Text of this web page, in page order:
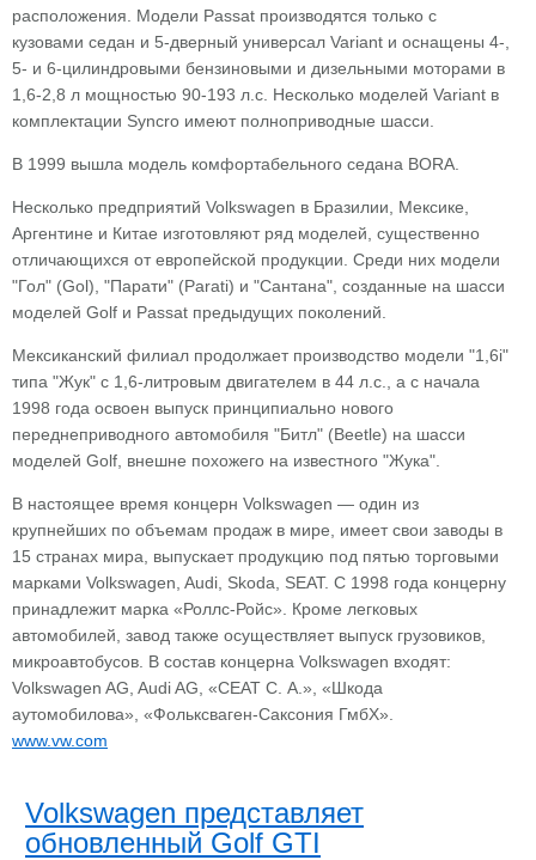
расположения. Модели Passat производятся только с
кузовами седан и 5-дверный универсал Variant и оснащены 4-,
5- и 6-цилиндровыми бензиновыми и дизельными моторами в
1,6-2,8 л мощностью 90-193 л.с. Несколько моделей Variant в
комплектации Syncro имеют полноприводные шасси.
В 1999 вышла модель комфортабельного седана BORA.
Несколько предприятий Volkswagen в Бразилии, Мексике,
Аргентине и Китае изготовляют ряд моделей, существенно
отличающихся от европейской продукции. Среди них модели
"Гол" (Gol), "Парати" (Parati) и "Сантана", созданные на шасси
моделей Golf и Passat предыдущих поколений.
Мексиканский филиал продолжает производство модели "1,6i"
типа "Жук" с 1,6-литровым двигателем в 44 л.с., а с начала
1998 года освоен выпуск принципиально нового
переднеприводного автомобиля "Битл" (Beetle) на шасси
моделей Golf, внешне похожего на известного "Жука".
В настоящее время концерн Volkswagen — один из
крупнейших по объемам продаж в мире, имеет свои заводы в
15 странах мира, выпускает продукцию под пятью торговыми
марками Volkswagen, Audi, Skoda, SEAT. С 1998 года концерну
принадлежит марка «Роллс-Ройс». Кроме легковых
автомобилей, завод также осуществляет выпуск грузовиков,
микроавтобусов. В состав концерна Volkswagen входят:
Volkswagen AG, Audi AG, «СЕАТ С. А.», «Шкода
аутомобилова», «Фольксваген-Саксония ГмбХ».
www.vw.com
Volkswagen представляет
обновленный Golf GTI